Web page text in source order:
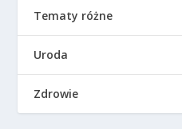
Tematy różne
Uroda
Zdrowie